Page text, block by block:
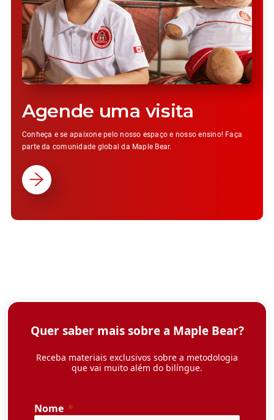
Agende uma visita
Conheça e se apaixone pelo nosso espaço e nosso ensino! Faça
parte da comunidade global da Maple Bear.